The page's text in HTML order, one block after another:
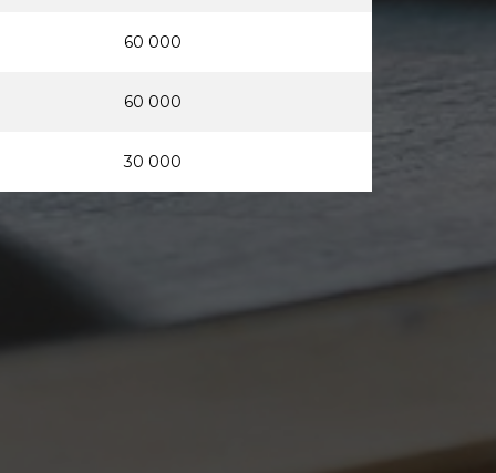
60 000
60 000
30 000